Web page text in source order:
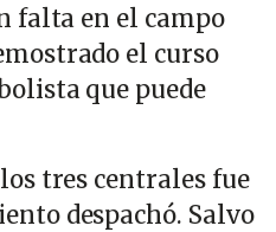
falta en el campo
el curso
que puede
los tres centrales fue
despachó. Salvo